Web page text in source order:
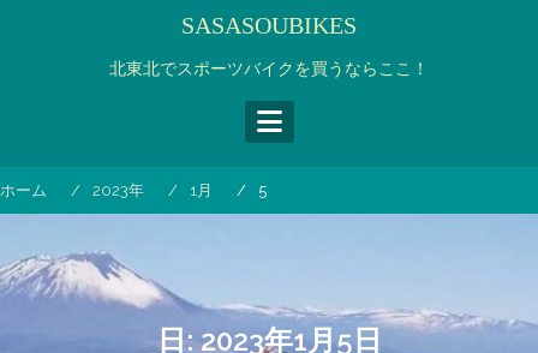
キ
SASASOUBIKES
北東北でスポーツバイクを買うならここ！
ホーム 2023年 1月 5
日:2023年1月5日